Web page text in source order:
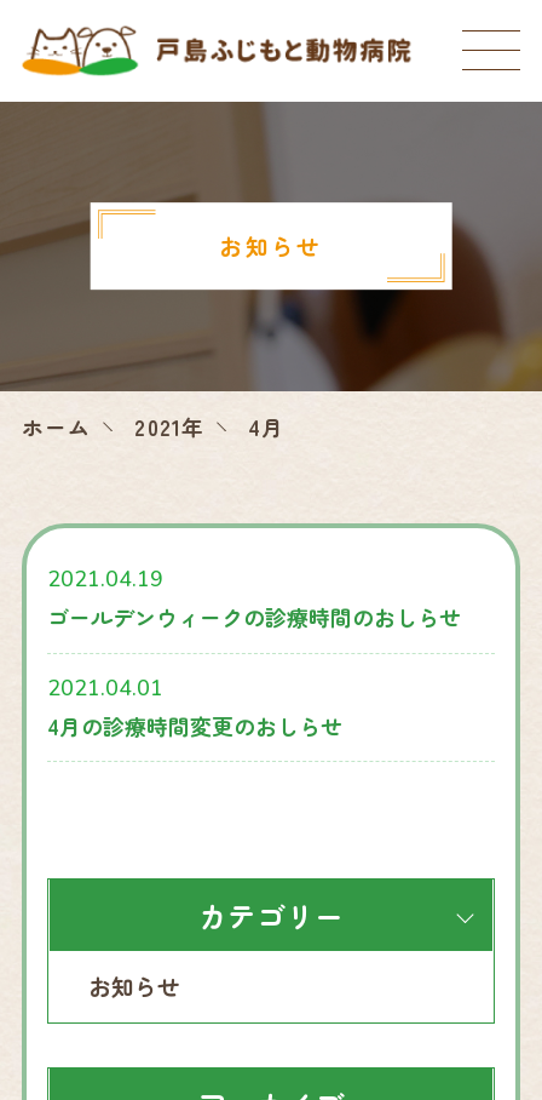
お知らせ
ホーム 2021年 4月
ゴールデンウィークの診療時間のおしらせ
2021.04.19
4月の診療時間変更のおしらせ
2021.04.01
カテゴリー
お知らせ